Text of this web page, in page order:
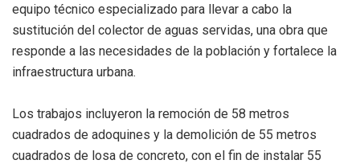
equipo técnico especializado para llevar a cabo la
sustitución del colector de aguas servidas, una obra que
responde a las necesidades de la población y fortalece la
infraestructura urbana.
Los trabajos incluyeron la remoción de 58 metros
cuadrados de adoquines y la demolición de 55 metros
cuadrados de losa de concreto, con el fin de instalar 55